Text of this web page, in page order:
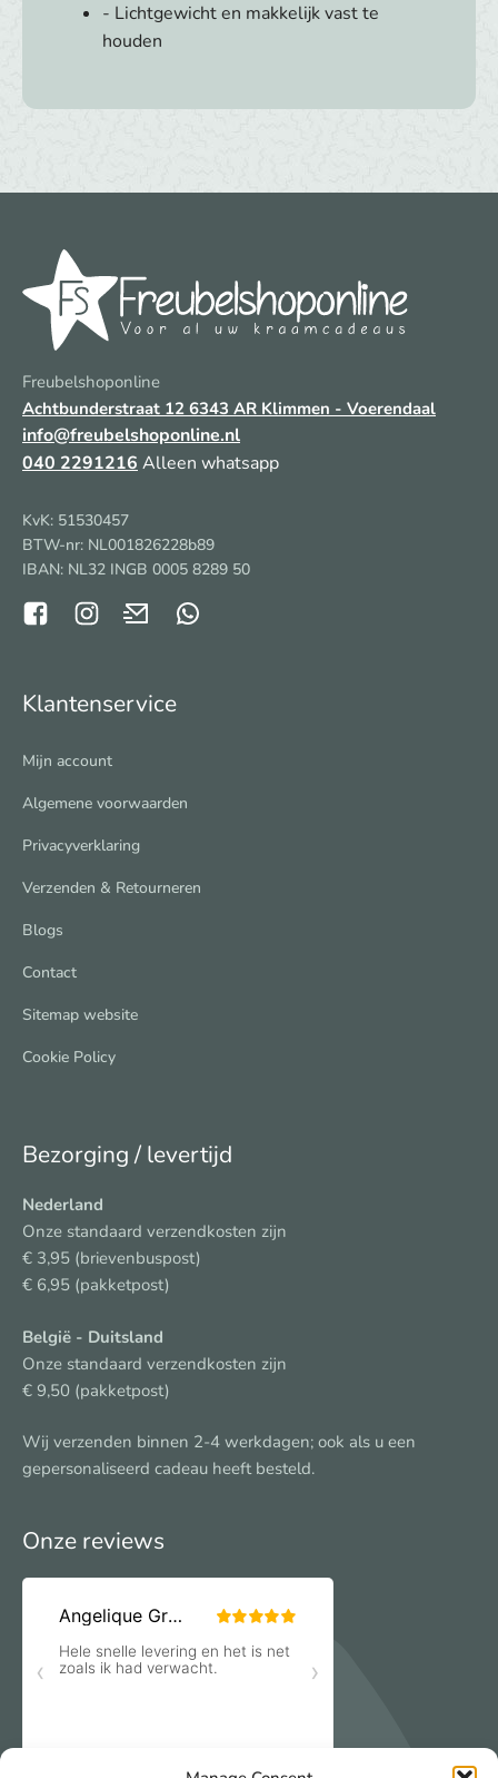
- Lichtgewicht en makkelijk vast te
houden
Freubelshoponline
Achtbunderstraat 12 6343 AR Klimmen - Voerendaal
info@freubelshoponline.nl
040 2291216Alleen whatsapp
KvK: 51530457
BTW-nr: NL001826228b89
IBAN: NL32 INGB 0005 8289 50
Klantenservice
Mijn account
Algemene voorwaarden
Privacyverklaring
Verzenden & Retourneren
Blogs
Contact
Sitemap website
Cookie Policy
Bezorging / levertijd
Nederland
Onze standaard verzendkosten zijn
€ 3,95 (brievenbuspost)
€ 6,95 (pakketpost)
België - Duitsland
Onze standaard verzendkosten zijn
€ 9,50 (pakketpost)
Wij verzenden binnen 2-4 werkdagen; ook als u een
gepersonaliseerd cadeau heeft besteld.
Onze reviews